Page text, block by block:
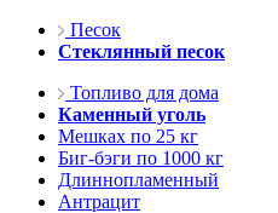
Песок
Стеклянный песок
Топливо для дома
Каменный уголь
Мешках по 25 кг
Биг-бэги по 1000 кг
Длиннопламенный
Антрацит